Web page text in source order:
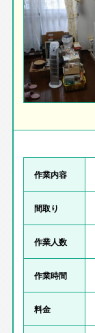
作業内容
間取り
作業人数
作業時間
料金